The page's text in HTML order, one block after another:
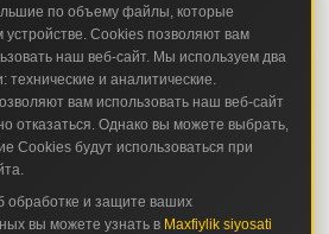
по объему файлы, которые
Cookies позволяют вам
наш веб-сайт. Мы используем два
технические и аналитические.
вам использовать наш веб-сайт
отказаться. Однако вы можете выбрать,
Cookies будут использоваться при
обработке и защите ваших
вы можете узнать в Maxfiylik siyosati